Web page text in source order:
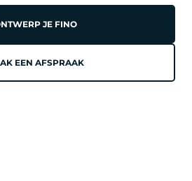
JE FINO
EEN AFSPRAAK